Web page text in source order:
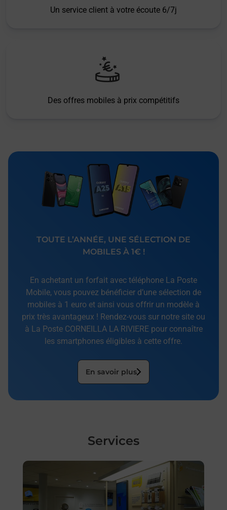
Un service client à votre écoute 6/7j
Des offres mobiles à prix compétitifs
TOUTE L’ANNÉE, UNE SÉLECTION DE
MOBILES À 1€ !
En achetant un forfait avec téléphone La Poste
Mobile, vous pouvez bénéficier d’une sélection de
mobiles à 1 euro et ainsi vous offrir un modèle à
prix très avantageux ! Rendez-vous sur notre site ou
à La Poste CORNEILLA LA RIVIERE pour connaître
les smartphones éligibles à cette offre.
En savoir plus
Services
En savoir plus